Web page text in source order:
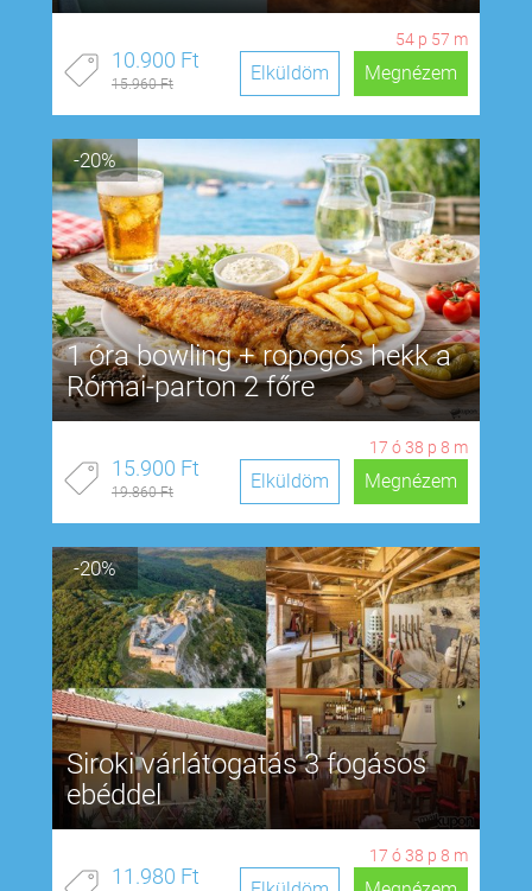
54 p 56 m
10.900 Ft
15.960 Ft Megnézem
Elküldöm
-20%
1 óra bowling + ropogós hekk a
Római-parton 2 főre
17 ó38 p 7 m
15.900 Ft
19.860 Ft Megnézem
Elküldöm
-20%
Siroki várlátogatás 3 fogásos
ebéddel
17 ó38 p 7 m
11.980 Ft